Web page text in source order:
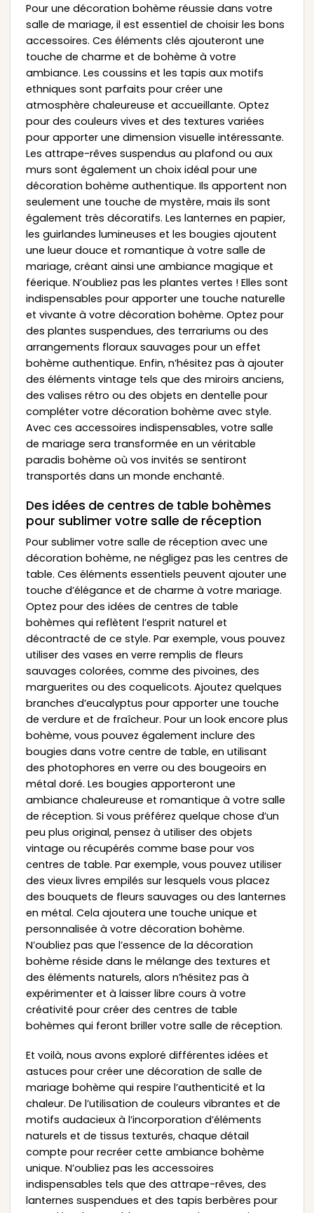
Pour une décoration bohème réussie dans votre
salle de mariage, il est essentiel de choisir les bons
accessoires. Ces éléments clés ajouteront une
touche de charme et de bohème à votre
ambiance. Les coussins et les tapis aux motifs
ethniques sont parfaits pour créer une
atmosphère chaleureuse et accueillante. Optez
pour des couleurs vives et des textures variées
pour apporter une dimension visuelle intéressante.
Les attrape-rêves suspendus au plafond ou aux
murs sont également un choix idéal pour une
décoration bohème authentique. Ils apportent non
seulement une touche de mystère, mais ils sont
également très décoratifs. Les lanternes en papier,
les guirlandes lumineuses et les bougies ajoutent
une lueur douce et romantique à votre salle de
mariage, créant ainsi une ambiance magique et
féerique. N’oubliez pas les plantes vertes ! Elles sont
indispensables pour apporter une touche naturelle
et vivante à votre décoration bohème. Optez pour
des plantes suspendues, des terrariums ou des
arrangements floraux sauvages pour un effet
bohème authentique. Enfin, n’hésitez pas à ajouter
des éléments vintage tels que des miroirs anciens,
des valises rétro ou des objets en dentelle pour
compléter votre décoration bohème avec style.
Avec ces accessoires indispensables, votre salle
de mariage sera transformée en un véritable
paradis bohème où vos invités se sentiront
transportés dans un monde enchanté.
Des idées de centres de table bohèmes
pour sublimer votre salle de réception
Pour sublimer votre salle de réception avec une
décoration bohème, ne négligez pas les centres de
table. Ces éléments essentiels peuvent ajouter une
touche d’élégance et de charme à votre mariage.
Optez pour des idées de centres de table
bohèmes qui reflètent l’esprit naturel et
décontracté de ce style. Par exemple, vous pouvez
utiliser des vases en verre remplis de fleurs
sauvages colorées, comme des pivoines, des
marguerites ou des coquelicots. Ajoutez quelques
branches d’eucalyptus pour apporter une touche
de verdure et de fraîcheur. Pour un look encore plus
bohème, vous pouvez également inclure des
bougies dans votre centre de table, en utilisant
des photophores en verre ou des bougeoirs en
métal doré. Les bougies apporteront une
ambiance chaleureuse et romantique à votre salle
de réception. Si vous préférez quelque chose d’un
peu plus original, pensez à utiliser des objets
vintage ou récupérés comme base pour vos
centres de table. Par exemple, vous pouvez utiliser
des vieux livres empilés sur lesquels vous placez
des bouquets de fleurs sauvages ou des lanternes
en métal. Cela ajoutera une touche unique et
personnalisée à votre décoration bohème.
N’oubliez pas que l’essence de la décoration
bohème réside dans le mélange des textures et
des éléments naturels, alors n’hésitez pas à
expérimenter et à laisser libre cours à votre
créativité pour créer des centres de table
bohèmes qui feront briller votre salle de réception.
Et voilà, nous avons exploré différentes idées et
astuces pour créer une décoration de salle de
mariage bohème qui respire l’authenticité et la
chaleur. De l’utilisation de couleurs vibrantes et de
motifs audacieux à l’incorporation d’éléments
naturels et de tissus texturés, chaque détail
compte pour recréer cette ambiance bohème
unique. N’oubliez pas les accessoires
indispensables tels que des attrape-rêves, des
lanternes suspendues et des tapis berbères pour